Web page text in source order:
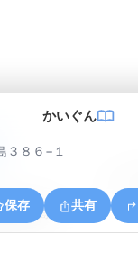
かいぐん
３８６−１
保存 共有
村式根島